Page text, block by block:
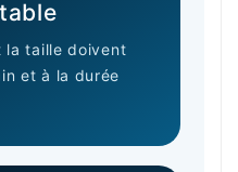
la taille doivent
et à la durée